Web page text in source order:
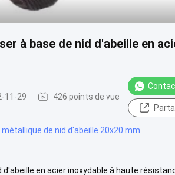
à base de nid d'abeille en
11-29 426 points de vue
métallique de nid d'abeille 20x20 mm
en acier inoxydable à haute